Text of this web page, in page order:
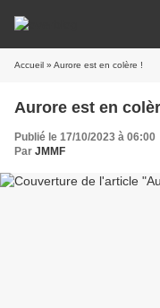
Accueil » Aurore est en colère !
Aurore est en
Publié le 17/10/2023 à 06:00
Par JMMF